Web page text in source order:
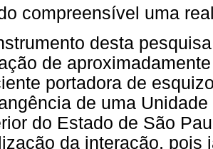
compreensível uma
desta
de
portadora de
de uma
do Estado de São
da interação, pois